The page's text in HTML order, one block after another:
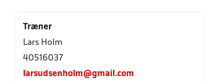
Træner
Lars Holm
40516037
larsudsenholm@gmail.com